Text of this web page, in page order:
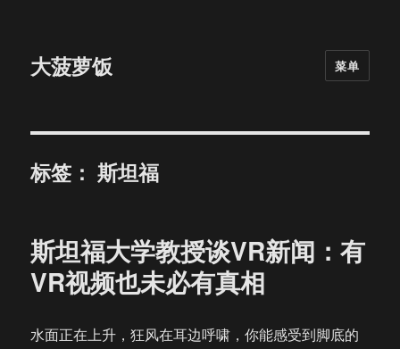
大菠萝饭 菜单
标签：斯坦福
斯坦福大学教授谈VR新闻：有
VR视频也未必有真相
水面正在上升，狂风在耳边呼啸，你能感受到脚底的